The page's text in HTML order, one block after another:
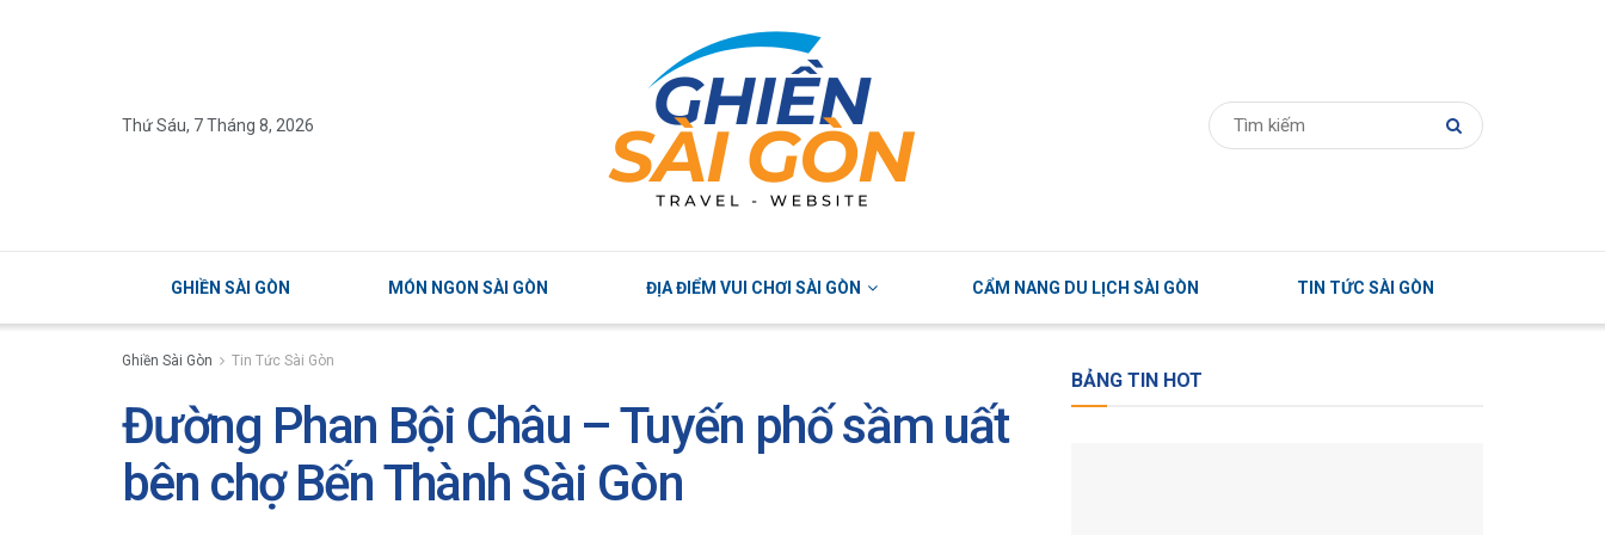
Thứ Sáu, 7 Tháng 8, 2026
GHIỀN SÀI GÒN MÓN NGON SÀI GÒN ĐỊA ĐIỂM VUI CHƠI SÀI GÒN CẨM NANG DU LỊCH SÀI GÒN TIN TỨC SÀI GÒN
Ghiền Sài Gòn Tin Tức Sài Gòn
Đường Phan Bội Châu – Tuyến phố sầm uất
bên chợ Bến Thành Sài Gòn
BẢNG TIN HOT